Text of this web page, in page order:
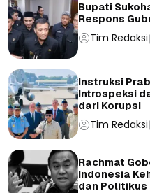
Bupati
Respons
Tim Redaksi
Instruksi
Introspeksi
dari Korupsi
Tim Redaksi
Rachmat
Indonesia
dan Politikus